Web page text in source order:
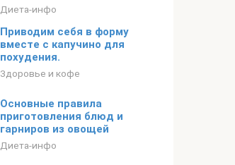
Диета-инфо
Приводим себя в форму
вместе с капучино для
похудения.
Здоровье и кофе
Основные правила
приготовления блюд и
гарниров из овощей
Диета-инфо